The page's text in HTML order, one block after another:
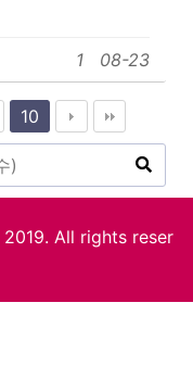
1 08-23
10
All rights reser